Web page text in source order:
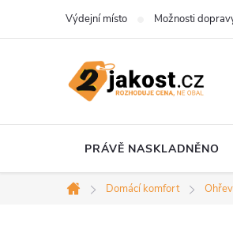
Výdejní místo Možnosti
PRÁVĚ NASKLADNĚNO
Domů
Domácí komfort